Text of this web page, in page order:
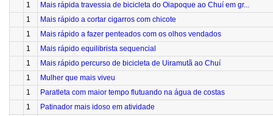
1
Mais rápida travessia de bicicleta do Oiapoque ao Chuí em gr...
1
Mais rápido a cortar cigarros com chicote
1
Mais rápido a fazer penteados com os olhos vendados
1
Mais rápido equilibrista sequencial
1
Mais rápido percurso de bicicleta de Uiramutã ao Chuí
1
Mulher que mais viveu
1
Paratleta com maior tempo flutuando na água de costas
1
Patinador mais idoso em atividade